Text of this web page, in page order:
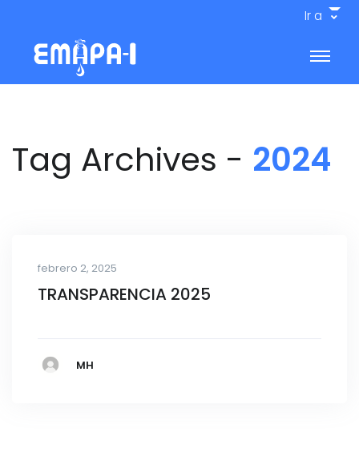
Ir a
Tag Archives - 2024
febrero 2, 2025
TRANSPARENCIA 2025
MH